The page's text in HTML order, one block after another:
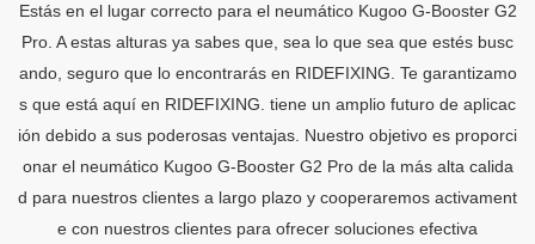
Estás en el lugar correcto para el neumático Kugoo G-Booster G2
Pro. A estas alturas ya sabes que, sea lo que sea que estés busc
ando, seguro que lo encontrarás en RIDEFIXING. Te garantizamo
s que está aquí en RIDEFIXING. tiene un amplio futuro de aplicac
ión debido a sus poderosas ventajas. Nuestro objetivo es proporci
onar el neumático Kugoo G-Booster G2 Pro de la más alta calida
d para nuestros clientes a largo plazo y cooperaremos activament
e con nuestros clientes para ofrecer soluciones efectiva